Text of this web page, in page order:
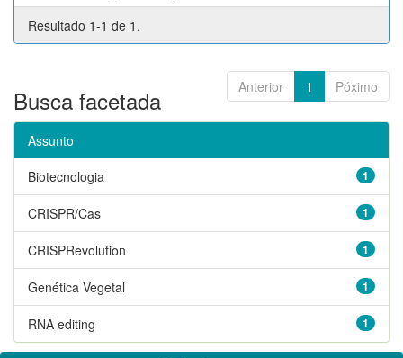
Resultado 1-1 de 1.
Anterior 1 Póximo
Busca facetada
Assunto
1
Biotecnologia
1
CRISPR/Cas
1
CRISPRevolution
1
Genética Vegetal
1
RNA editing